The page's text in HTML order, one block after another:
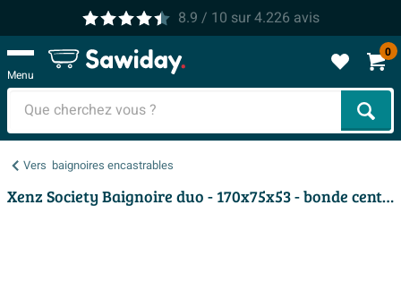
8.9 / 10 sur4.226 avis
Menu
0
Vers baignoires encastrables
Xenz Society Baignoire duo - 170x75x53 - bonde centrale - acrylique - ciment